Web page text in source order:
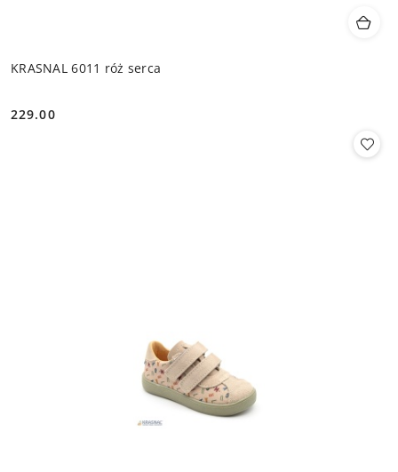
KRASNAL 6011 róż serca
Cena:
229.00